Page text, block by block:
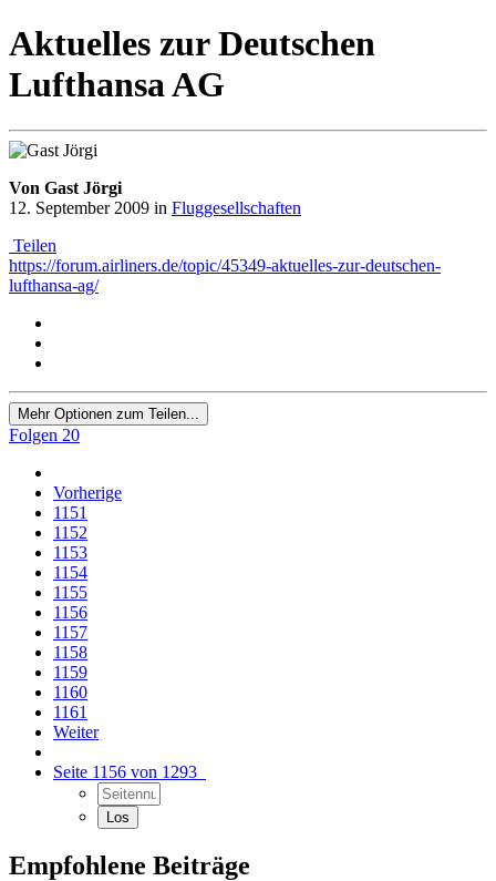
Aktuelles zur Deutschen
Lufthansa AG
Von Gast Jörgi
12. September 2009 in Fluggesellschaften
Teilen
https://forum.airliners.de/topic/45349-aktuelles-zur-deutschen-
lufthansa-ag/
Mehr Optionen zum Teilen...
Folgen 20
Vorherige
1151
1152
1153
1154
1155
1156
1157
1158
1159
1160
1161
Weiter
Seite 1156 von 1293
Empfohlene Beiträge